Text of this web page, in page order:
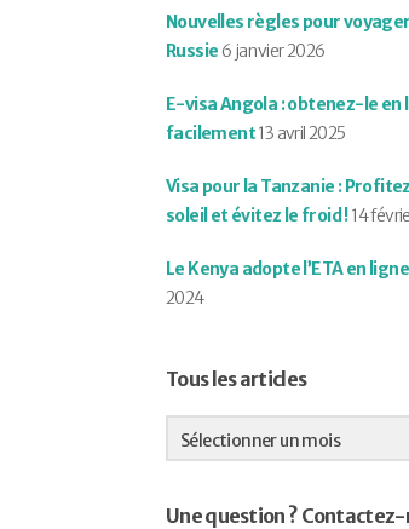
Nouvelles règles pour
Russie 6 janvier 2026
E-visa Angola : obtenez-le en
facilement13 avril 2025
Visa pour la Tanzanie :
soleil et évitez le froid !14
Le Kenya adopte l’ETA en ligne
2024
Tous les articles
Tous
les
articles
Sélectionner un mois
Une question ? Contactez-